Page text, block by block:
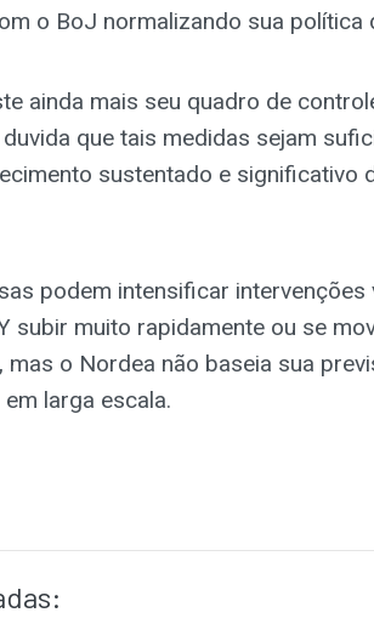
o BoJ normalizando sua política
ainda mais seu quadro de
que tais medidas sejam
sustentado e significativo
podem intensificar intervenções
subir muito rapidamente ou se
o Nordea não baseia sua
larga escala.